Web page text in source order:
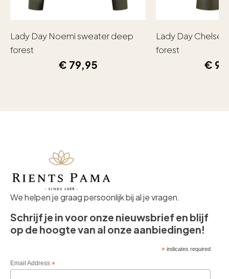
Lady Day Noemi sweater deep
forest
€ 79,95
Lady Day
forest
€
We helpen je graag persoonlijk bij al je vragen.
Schrijf je in voor onze nieuwsbrief en blijf
op de hoogte van al onze aanbiedingen!
*indicates required
Email Address *